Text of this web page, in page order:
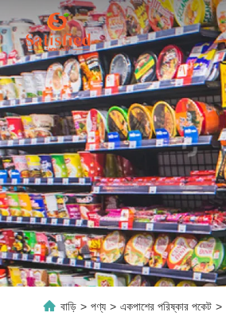
বাড়ি > পণ্য > একপাশের পরিষ্কার পকেট >